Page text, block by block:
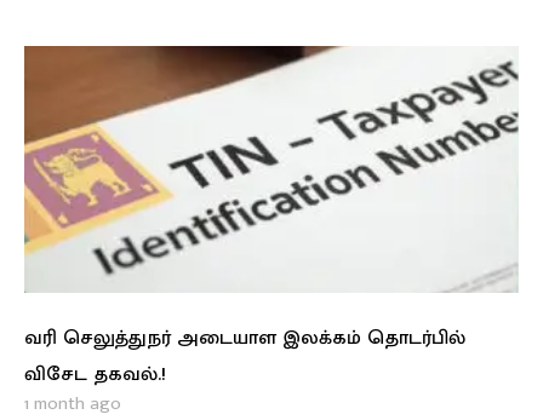
வரி செலுத்துநர் அடையாள இலக்கம் தொடர்பில்
விசேட தகவல்.!
1 month ago